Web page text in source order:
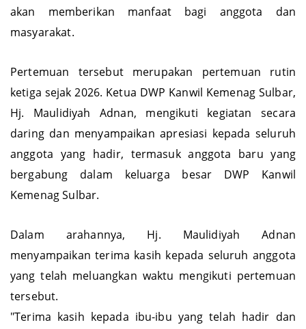
akan memberikan manfaat bagi anggota dan
masyarakat.
Pertemuan tersebut merupakan pertemuan rutin
ketiga sejak 2026. Ketua DWP Kanwil Kemenag Sulbar,
Hj. Maulidiyah Adnan, mengikuti kegiatan secara
daring dan menyampaikan apresiasi kepada seluruh
anggota yang hadir, termasuk anggota baru yang
bergabung dalam keluarga besar DWP Kanwil
Kemenag Sulbar.
Dalam arahannya, Hj. Maulidiyah Adnan
menyampaikan terima kasih kepada seluruh anggota
yang telah meluangkan waktu mengikuti pertemuan
tersebut.
"Terima kasih kepada ibu-ibu yang telah hadir dan